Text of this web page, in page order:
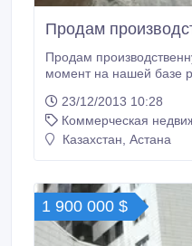
Продам
Продам производственную
момент на нашей базе
Компрессорного, сварочного, оборудования, а
также склад запасных
отдельно расположен
23/12/2013 10:28
Коммерческая
Казахстан, Астана
1 900 000 $